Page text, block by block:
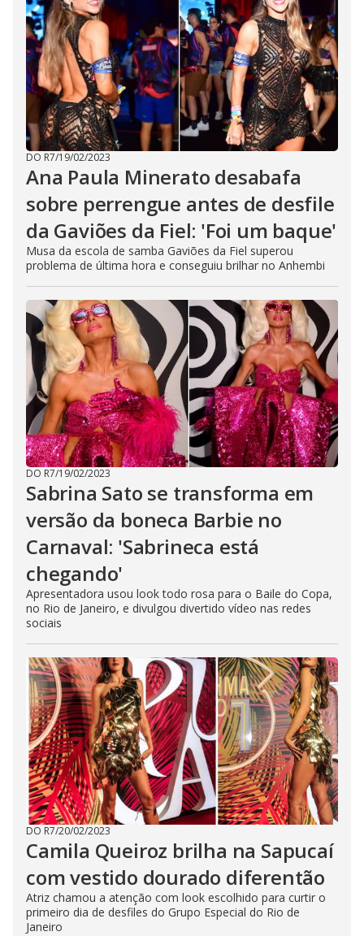
DO R7/19/02/2023
Ana Paula Minerato desabafa
sobre perrengue antes de desfile
da Gaviões da Fiel: 'Foi um baque'
Musa da escola de samba Gaviões da Fiel superou
problema de última hora e conseguiu brilhar no Anhembi
DO R7/19/02/2023
Sabrina Sato se transforma em
versão da boneca Barbie no
Carnaval: 'Sabrineca está
chegando'
Apresentadora usou look todo rosa para o Baile do Copa,
no Rio de Janeiro, e divulgou divertido vídeo nas redes
sociais
DO R7/20/02/2023
Camila Queiroz brilha na Sapucaí
com vestido dourado diferentão
Atriz chamou a atenção com look escolhido para curtir o
primeiro dia de desfiles do Grupo Especial do Rio de
Janeiro